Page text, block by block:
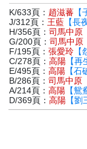
K/633頁： 趙滋蕃
J/312頁： 王藍 【長
H/356頁：司馬中原
G/200頁：司馬中原
F/195頁：張愛玲
C/278頁：高陽 【
E/495頁：高陽 【
B/286頁：司馬中原
A/214頁：高陽 【
D/369頁：高陽 【